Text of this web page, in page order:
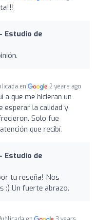
Estudio de
en 2 years ago
a que me hicieran un
esperar la calidad y
Solo fue
que recibí.
Estudio de
tu reseña! Nos
:) Un fuerte abrazo.